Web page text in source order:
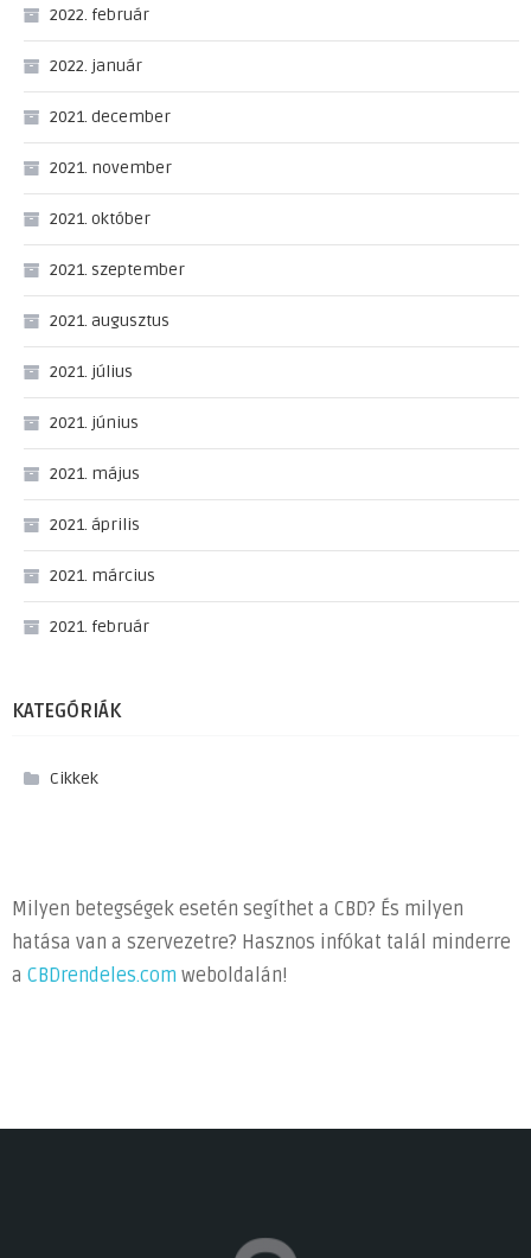
2022. február
2022. január
2021. december
2021. november
2021. október
2021. szeptember
2021. augusztus
2021. július
2021. június
2021. május
2021. április
2021. március
2021. február
KATEGÓRIÁK
Cikkek
Milyen betegségek esetén segíthet a CBD? És milyen
hatása van a szervezetre? Hasznos infókat talál minderre
a CBDrendeles.com weboldalán!